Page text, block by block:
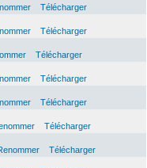
Télécharger
Télécharger
Télécharger
Télécharger
Télécharger
Télécharger
Télécharger